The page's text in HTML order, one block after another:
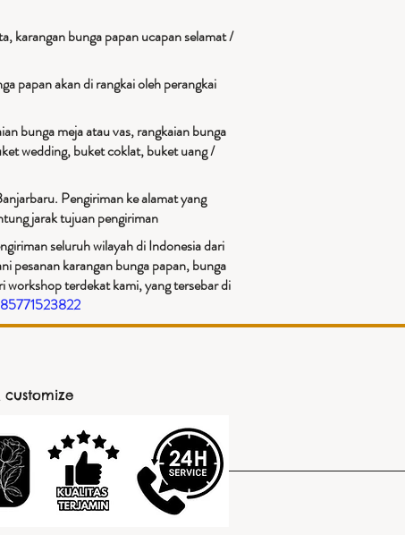
karangan bunga papan ucapan selamat /
papan akan di rangkai oleh perangkai
bunga meja atau vas, rangkaian bunga
wedding, buket coklat, buket uang /
Pengiriman ke alamat yang
jarak tujuan pengiriman​
seluruh wilayah di Indonesia dari
pesanan karangan bunga papan, bunga
terdekat kami, yang tersebar di